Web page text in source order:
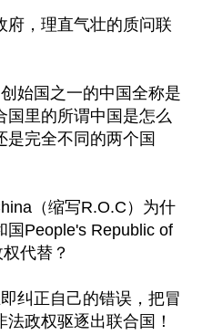
府，理直气壮的质问联
始国之一的中国全称是
国里的所谓中国是怎么
是完全不同的两个国
（缩写R.O.C）为什
国People's Republic of
代替？
纠正自己的错误，把冒
政权驱逐出联合国！